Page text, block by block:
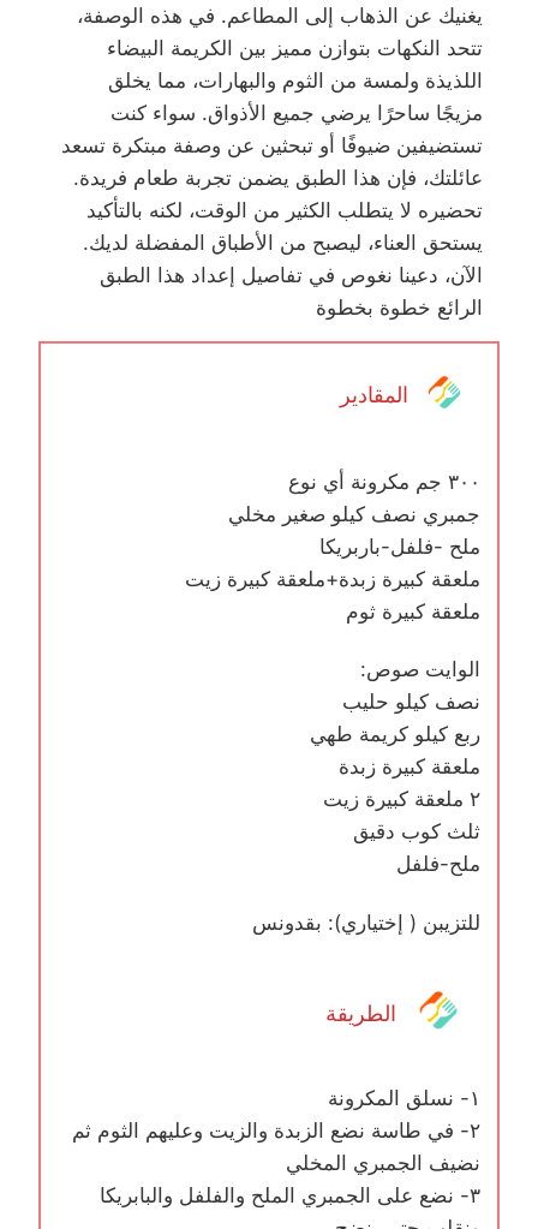
يغنيك عن الذهاب إلى المطاعم. في هذه الوصفة،
تتحد النكهات بتوازن مميز بين الكريمة البيضاء
اللذيذة ولمسة من الثوم والبهارات، مما يخلق
مزيجًا ساحرًا يرضي جميع الأذواق. سواء كنت
تستضيفين ضيوفًا أو تبحثين عن وصفة مبتكرة تسعد
عائلتك، فإن هذا الطبق يضمن تجربة طعام فريدة.
تحضيره لا يتطلب الكثير من الوقت، لكنه بالتأكيد
يستحق العناء، ليصبح من الأطباق المفضلة لديك.
الآن، دعينا نغوص في تفاصيل إعداد هذا الطبق
الرائع خطوة بخطوة
المقادير
٣٠٠ جم مكرونة أي نوع
جمبري نصف كيلو صغير مخلي
ملح -فلفل-باربريكا
ملعقة كبيرة زبدة+ملعقة كبيرة زيت
ملعقة كبيرة ثوم
الوايت صوص:
نصف كيلو حليب
ربع كيلو كريمة طهي
ملعقة كبيرة زبدة
٢ ملعقة كبيرة زيت
ثلث كوب دقيق
ملح-فلفل
للتزيبن ( إختياري): بقدونس
الطريقة
١- نسلق المكرونة
٢- في طاسة نضع الزبدة والزيت وعليهم الثوم ثم
نضيف الجمبري المخلي
٣- نضع على الجمبري الملح والفلفل والبابريكا